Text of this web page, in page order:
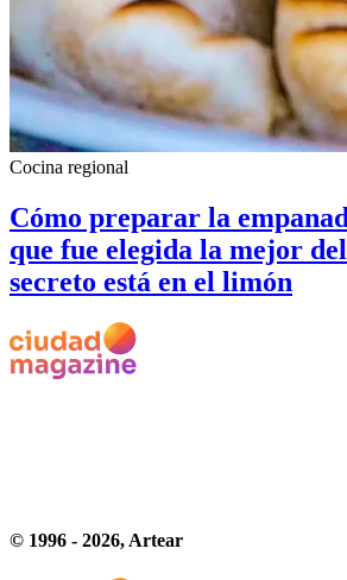
Cocina regional
Cómo preparar la
que fue elegida la mejor
secreto está en el limón
© 1996 - 2026, Artear